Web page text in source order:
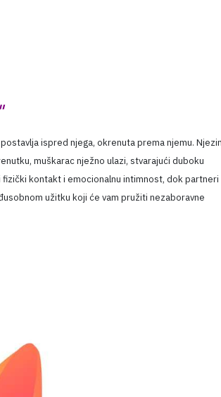
ispred njega, okrenuta prema njemu.
muškarac nježno ulazi, stvarajući duboku
kontakt i emocionalnu intimnost, dok partneri
užitku koji će vam pružiti nezaboravne